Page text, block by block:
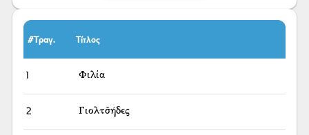
#Τραγ. Τίτλος
1 Φιλία
2 Γιολτσ̌ήδες